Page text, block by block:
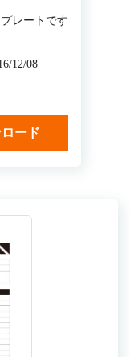
レートです
12/08
ード